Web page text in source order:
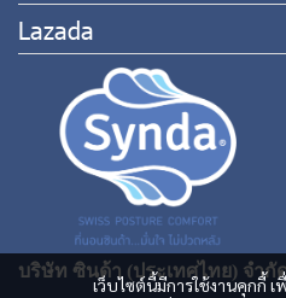
เว็บไซต์นี้มีการใช้งานคุกกี้
Lazada
บริษัท ซินด้า (ประเทศไทย) จำ